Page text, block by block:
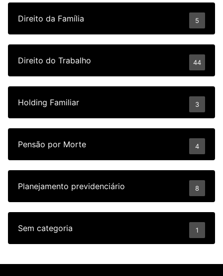
Direito da Família 5
Direito do Trabalho 44
Holding Familiar 3
Pensão por Morte 4
Planejamento previdenciário 8
Sem categoria 1